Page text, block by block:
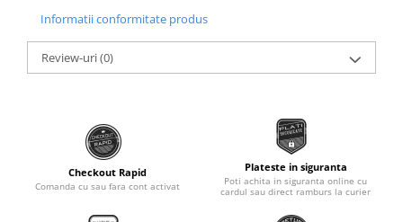
Informatii conformitate produs
Review-uri(0)
Checkout Rapid
Comanda cu sau fara cont activat
Plateste in siguranta
Poti achita in siguranta online cu
cardul sau direct ramburs la curier